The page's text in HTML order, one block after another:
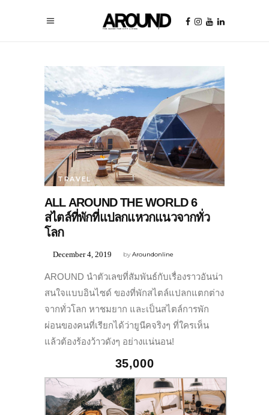
TRAVEL
ALL AROUND THE WORLD 6
สไตล์ที่พักที่แปลกแหวกแนวจากทั่ว
โลก
byAroundonline
December 4, 2019
AROUND นำตัวเลขที่สัมพันธ์กับเรื่องราวอันน่า
สนใจแบบอินไซด์ ของที่พักสไตล์แปลกแตกต่าง
จากทั่วโลก หาชมยาก และเป็นสไตล์การพัก
ผ่อนของคนที่เรียกได้ว่ายูนีคจริงๆ ที่ใครเห็น
แล้วต้องร้องว้าวดังๆ อย่างแน่นอน!
35,000